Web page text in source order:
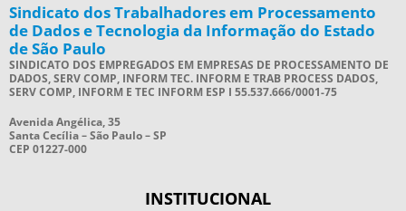
Sindicato dos Trabalhadores em Processamento
de Dados e Tecnologia da Informação do Estado
de São Paulo
SINDICATO DOS EMPREGADOS EM EMPRESAS DE PROCESSAMENTO DE
DADOS, SERV COMP, INFORM TEC. INFORM E TRAB PROCESS DADOS,
SERV COMP, INFORM E TEC INFORM ESP I 55.537.666/0001-75
Avenida Angélica, 35
Santa Cecília – São Paulo – SP
CEP 01227-000
INSTITUCIONAL